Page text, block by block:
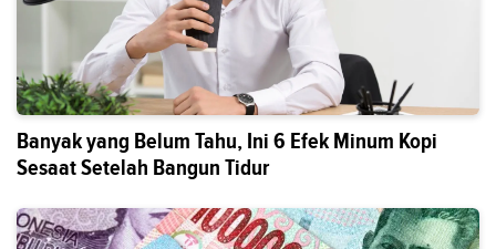
Banyak yang Belum Tahu, Ini 6 Efek Minum Kopi
Sesaat Setelah Bangun Tidur